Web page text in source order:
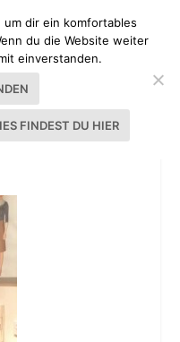
dir ein komfortables
du die Website weiter
einverstanden.
FINDEST DU HIER